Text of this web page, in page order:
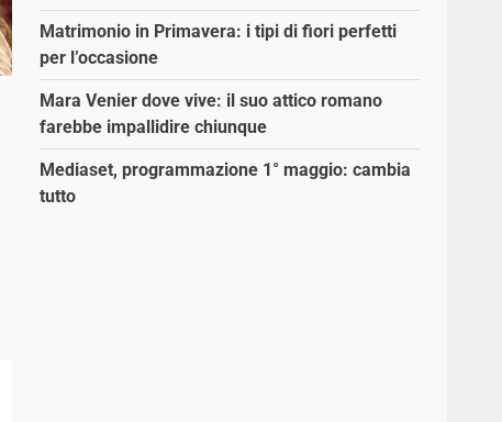
Matrimonio in Primavera: i tipi di fiori perfetti
per l’occasione
Mara Venier dove vive: il suo attico romano
farebbe impallidire chiunque
Mediaset, programmazione 1° maggio: cambia
tutto